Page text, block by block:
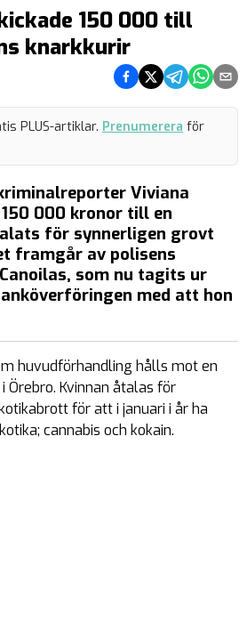
150 000 till
knarkkurir
Dela på Facebook
Dela på Twitter
Dela påDela på
Dela
PLUS-artiklar. Prenumerera för
Viviana
000 kronor till en
för synnerligen grovt
framgår av polisens
som nu tagits ur
med att hon
huvudförhandling hålls mot en
Örebro. Kvinnan åtalas för
för att i januari i år ha
cannabis och kokain.